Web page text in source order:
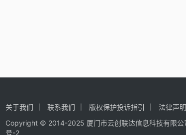
关于我们 联系我们 版权保护投诉指引
法律声明
Copyright © 2014-2025 厦门市云创联达信息科技有限
号-2